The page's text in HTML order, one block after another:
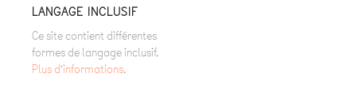
LANGAGE INCLUSIF
Ce site contient différentes
formes de langage inclusif.
Plus d’informations.